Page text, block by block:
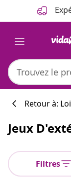
Retour à:
Jeux
Filtres